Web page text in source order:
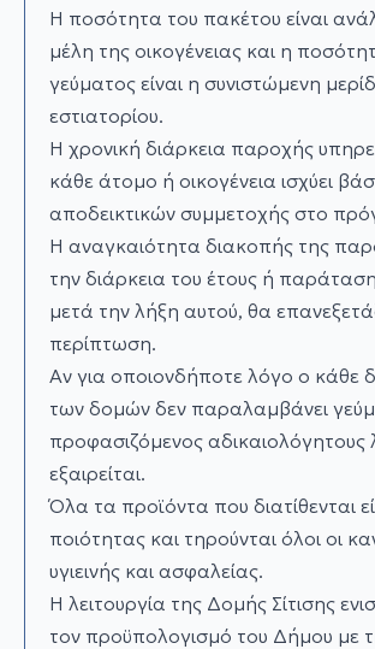
H ποσότητα του πακέτου είναι
µέλη της οικογένειας και η
γεύµατος είναι η συνιστώµενη
εστιατορίου.
Η χρονική διάρκεια παροχής
κάθε άτοµο ή οικογένεια ισχύει
αποδεικτικών συµµετοχής στο
Η αναγκαιότητα διακοπής της
την διάρκεια του έτους ή
µετά την λήξη αυτού, θα
περίπτωση.
Αν για οποιονδήποτε λόγο ο κάθε
των δοµών δεν παραλαµβάνει
προφασιζόµενος αδικαιολόγητους
εξαιρείται.
Όλα τα προϊόντα που διατίθενται
ποιότητας και τηρούνται όλοι οι
υγιεινής και ασφαλείας.
Η λειτουργία της Δομής Σίτισης
τον προϋπολογισμό του Δήµου µε